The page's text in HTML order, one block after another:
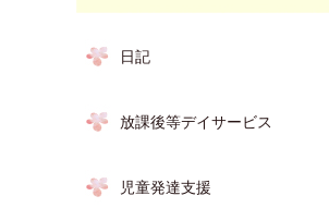
日記
放課後等デイサービス
児童発達支援